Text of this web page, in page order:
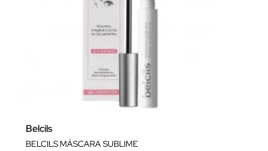
Belcils
BELCILS MÁSCARA SUBLIME